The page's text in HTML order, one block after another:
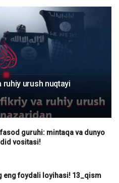
ruhiy urush nuqtayi
guruhi: mintaqa va dunyo
vositasi!
eng foydali loyihasi! 13_qism